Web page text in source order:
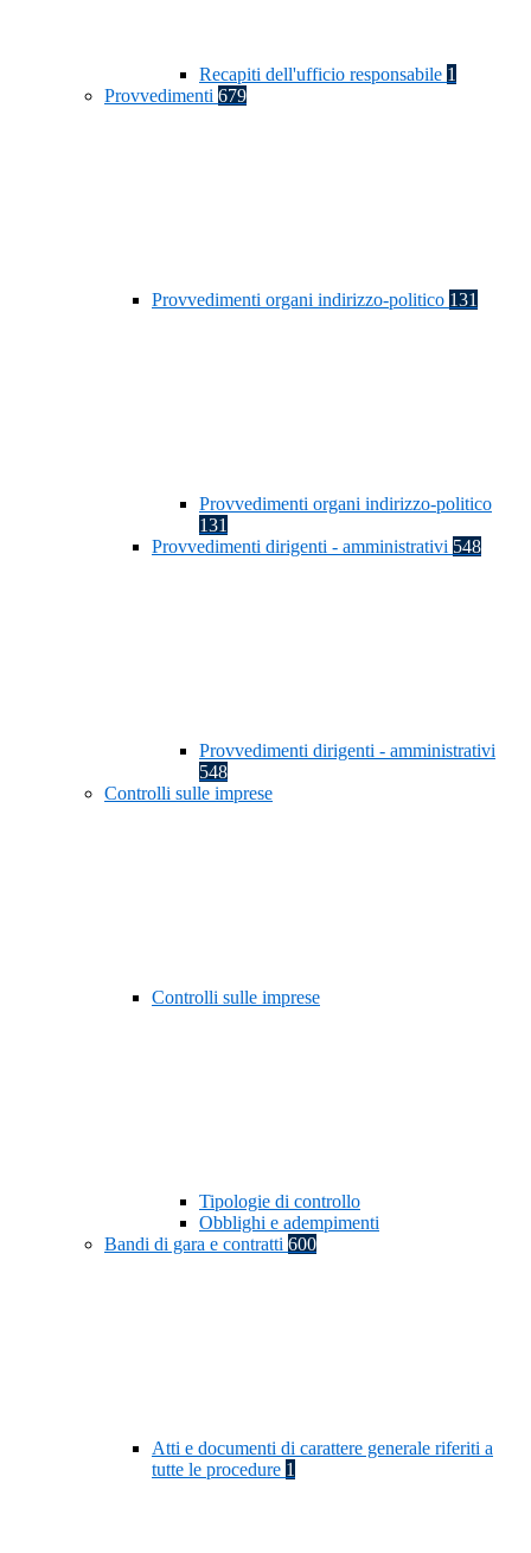
Recapiti dell'ufficio responsabile 1
Provvedimenti 679
Provvedimenti organi indirizzo-politico 131
Provvedimenti organi indirizzo-politico
131
Provvedimenti dirigenti - amministrativi 548
Provvedimenti dirigenti - amministrativi
548
Controlli sulle imprese
Controlli sulle imprese
Tipologie di controllo
Obblighi e adempimenti
Bandi di gara e contratti 600
Atti e documenti di carattere generale riferiti a
tutte le procedure 1